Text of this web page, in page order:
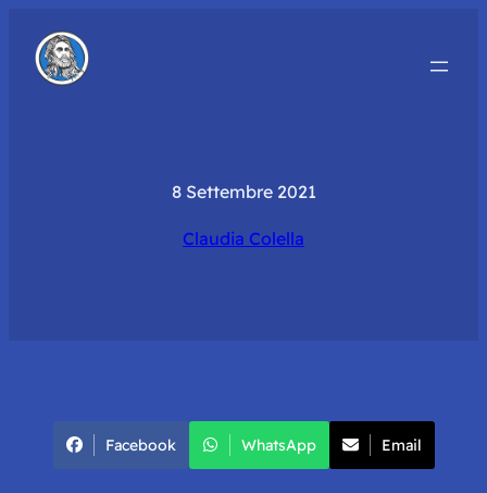
8 Settembre 2021
Claudia Colella
Facebook WhatsApp Email